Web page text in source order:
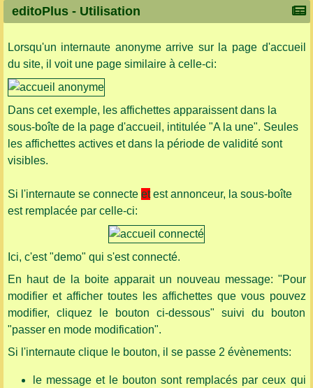
editoPlus - Utilisation
Lorsqu'un internaute anonyme arrive sur la page d'accueil
du site, il voit une page similaire à celle-ci:
Dans cet exemple, les affichettes apparaissent dans la
sous-boîte de la page d'accueil, intitulée "A la une". Seules
les affichettes actives et dans la période de validité sont
visibles.
Si l'internaute se connecte etest annonceur, la sous-boîte
est remplacée par celle-ci:
Ici, c'est "demo" qui s'est connecté.
En haut de la boite apparait un nouveau message: "Pour
modifier et afficher toutes les affichettes que vous pouvez
modifier, cliquez le bouton ci-dessous" suivi du bouton
"passer en mode modification".
Si l'internaute clique le bouton, il se passe 2 évènements:
le message et le bouton sont remplacés par ceux qui